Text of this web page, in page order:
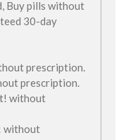
Buy pills without
30-day
prescription.
prescription.
without
without